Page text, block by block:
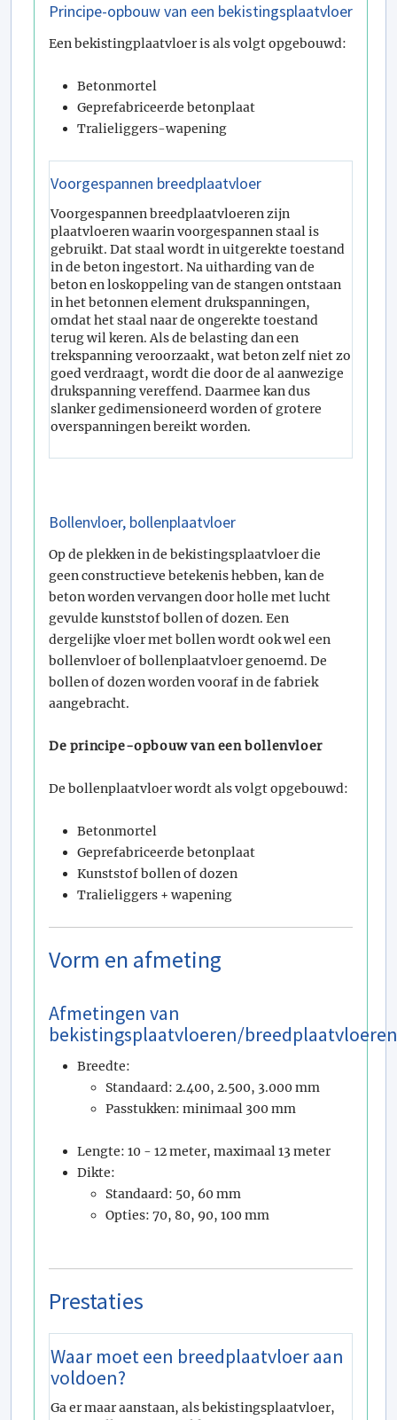
Principe-opbouw van een bekistingsplaatvloer
Een bekistingplaatvloer is als volgt opgebouwd:
Betonmortel
Geprefabriceerde betonplaat
Tralieliggers-wapening
Voorgespannen breedplaatvloer
Voorgespannen breedplaatvloeren zijn
plaatvloeren waarin voorgespannen staal is
gebruikt. Dat staal wordt in uitgerekte toestand
in de beton ingestort. Na uitharding van de
beton en loskoppeling van de stangen ontstaan
in het betonnen element drukspanningen,
omdat het staal naar de ongerekte toestand
terug wil keren. Als de belasting dan een
trekspanning veroorzaakt, wat beton zelf niet zo
goed verdraagt, wordt die door de al aanwezige
drukspanning vereffend. Daarmee kan dus
slanker gedimensioneerd worden of grotere
overspanningen bereikt worden.
Bollenvloer, bollenplaatvloer
Op de plekken in de bekistingsplaatvloer die
geen constructieve betekenis hebben, kan de
beton worden vervangen door holle met lucht
gevulde kunststof bollen of dozen. Een
dergelijke vloer met bollen wordt ook wel een
bollenvloer of bollenplaatvloer genoemd. De
bollen of dozen worden vooraf in de fabriek
aangebracht.
De principe-opbouw van een bollenvloer
De bollenplaatvloer wordt als volgt opgebouwd:
Betonmortel
Geprefabriceerde betonplaat
Kunststof bollen of dozen
Tralieliggers + wapening
Vorm en afmeting
Afmetingen van
bekistingsplaatvloeren/breedplaatvloeren
Breedte:
Standaard: 2.400, 2.500, 3.000 mm
Passtukken: minimaal 300 mm
Lengte: 10 - 12 meter, maximaal 13 meter
Dikte:
Standaard: 50, 60 mm
Opties: 70, 80, 90, 100 mm
Prestaties
Waar moet een breedplaatvloer aan
voldoen?
Ga er maar aanstaan, als bekistingsplaatvloer,